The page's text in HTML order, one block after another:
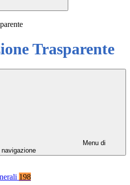
Trasparente
Menu di
navigazione
198